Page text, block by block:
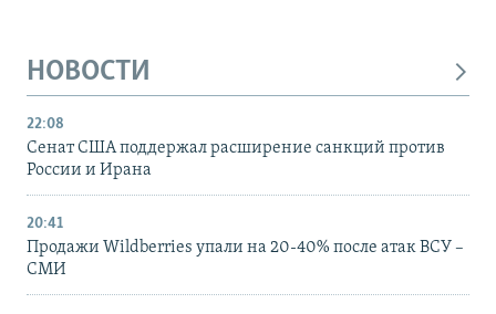
НОВОСТИ
22:08
Сенат США поддержал расширение санкций против
России и Ирана
20:41
Продажи Wildberries упали на 20-40% после атак ВСУ –
СМИ